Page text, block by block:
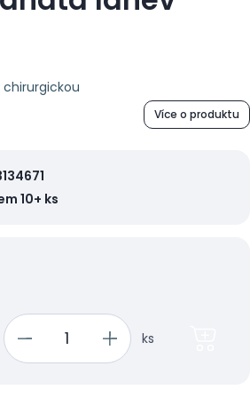
Více o produktu
10+ ks
ks